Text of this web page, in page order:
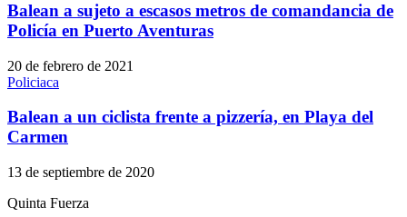
Balean a sujeto a escasos metros de comandancia de
Policía en Puerto Aventuras
20 de febrero de 2021
Policiaca
Balean a un ciclista frente a pizzería, en Playa del
Carmen
13 de septiembre de 2020
Quinta Fuerza